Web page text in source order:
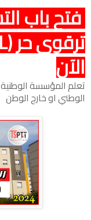
فتح باب
الآن
تعلم المؤسسة الوطنية
الوطني او خارج الوطن